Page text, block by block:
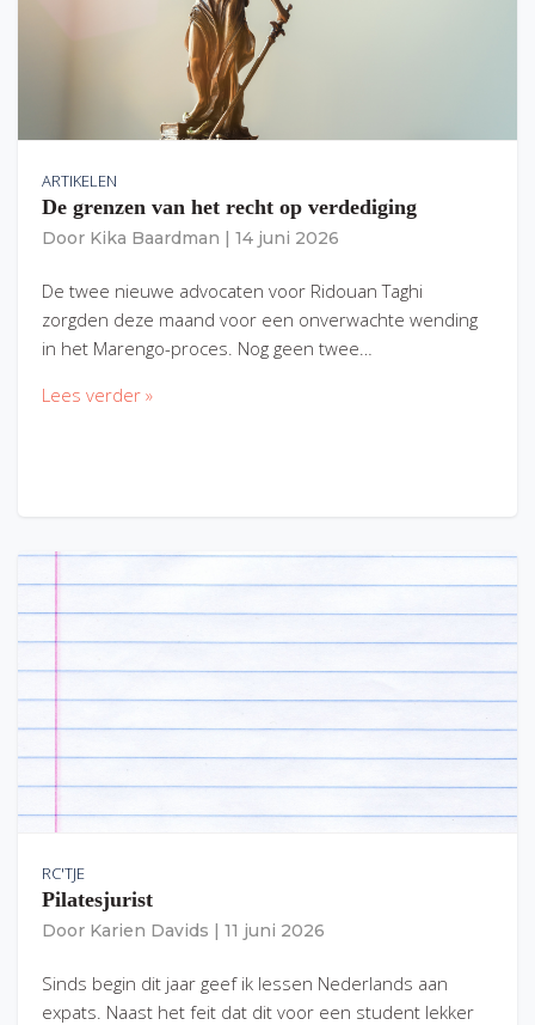
ARTIKELEN
De grenzen van het recht op verdediging
Door Kika Baardman 14 juni 2026
De twee nieuwe advocaten voor Ridouan Taghi
zorgden deze maand voor een onverwachte wending
in het Marengo-proces. Nog geen twee…
Lees verder »
RC'TJE
Pilatesjurist
Door Karien Davids 11 juni 2026
Sinds begin dit jaar geef ik lessen Nederlands aan
expats. Naast het feit dat dit voor een student lekker